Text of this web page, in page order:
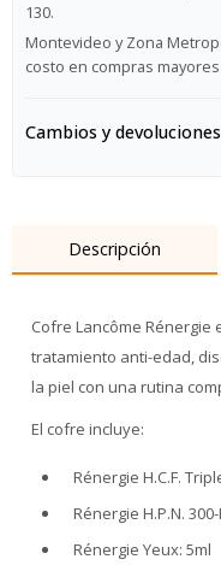
130.
Montevideo y Zona
costo en compras
Cambios y devoluciones
Descripción
Cofre Lancôme
tratamiento anti-edad,
la piel con una rutina
El cofre incluye:
Rénergie H.C.F.
Rénergie H.P.N.
Rénergie Yeux: 5ml